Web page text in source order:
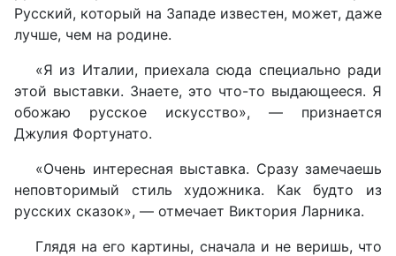
Русский, который на Западе известен, может, даже
лучше, чем на родине.
«Я из Италии, приехала сюда специально ради
этой выставки. Знаете, это что-то выдающееся. Я
обожаю русское искусство», — признается
Джулия Фортунато.
«Очень интересная выставка. Сразу замечаешь
неповторимый стиль художника. Как будто из
русских сказок», — отмечает Виктория Ларника.
Глядя на его картины, сначала и не веришь, что